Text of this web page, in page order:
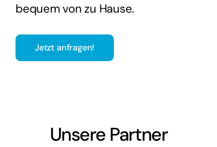
bequem von zu Hause.
Jetzt anfragen!
Unsere Partner